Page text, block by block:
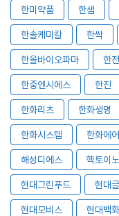
한미약품 한샘
한솔케미칼 한싹
한올바이오파마 한
한중엔시에스 한진
한화리츠 한화생명
한화시스템 한화에
해성디에스 헥토이
현대그린푸드 현대
현대모비스 현대백